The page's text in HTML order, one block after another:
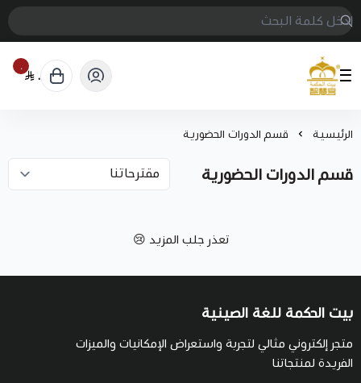
بيت الحكمة للغة الصينية
٠
٠
الرئيسية قسم الدورات الحضورية
قسم الدورات الحضورية
تعذر جلب المزيد 😢
بيت الحكمة للغة الصينية
متجر إلكتروني مثالي لتجربة واستعراض الإمكانيات والميزات
الفريدة لمنتجاتنا